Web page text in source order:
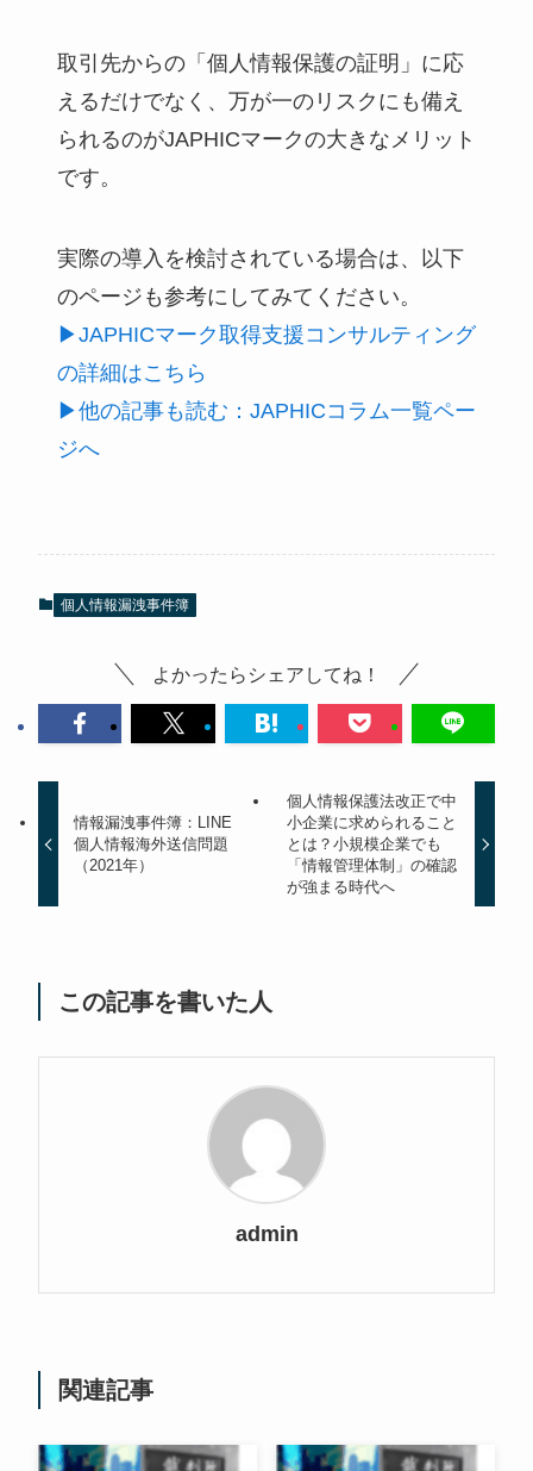
取引先からの「個人情報保護の証明」に応
えるだけでなく、万が一のリスクにも備え
られるのがJAPHICマークの大きなメリット
です。
実際の導入を検討されている場合は、以下
のページも参考にしてみてください。
▶JAPHICマーク取得支援コンサルティング
の詳細はこちら
▶他の記事も読む：JAPHICコラム一覧ペー
ジへ
個人情報漏洩事件簿
よかったらシェアしてね！
情報漏洩事件簿：LINE
個人情報海外送信問題
（2021年）
個人情報保護法改正で中
小企業に求められること
とは？小規模企業でも
「情報管理体制」の確認
が強まる時代へ
この記事を書いた人
admin
関連記事